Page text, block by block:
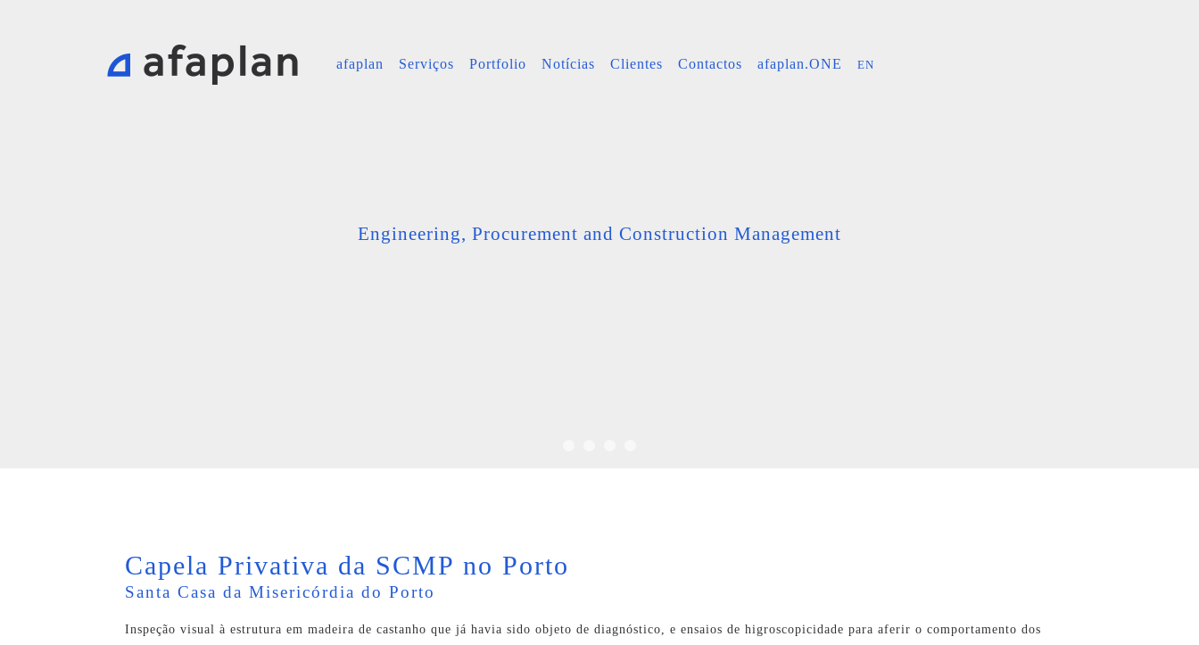
afaplan Serviços Portfolio Notícias Clientes Contactos afaplan.ONE EN
Engineering, Procurement and Construction Management
Capela Privativa da SCMP no Porto
Santa Casa da Misericórdia do Porto
Inspeção visual à estrutura em madeira de castanho que já havia sido objeto de diagnóstico, e ensaios de higroscopicidade para aferir o comportamento dos